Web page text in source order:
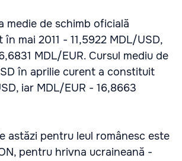
medie de schimb oficială
mai 2011 - 11,5922 MDL/USD,
MDL/EUR. Cursul mediu de
în aprilie curent a constituit
iar MDL/EUR - 16,8663
astăzi pentru leul românesc este
pentru hrivna ucraineană -